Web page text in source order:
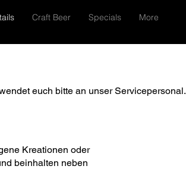
Craft Beer Specials More
euch bitte an unser Servicepersonal.
Kreationen oder
beinhalten neben